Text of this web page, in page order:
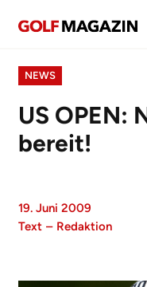
NEWS
US OPEN:
bereit!
19. Juni 2009
Text – Redaktion